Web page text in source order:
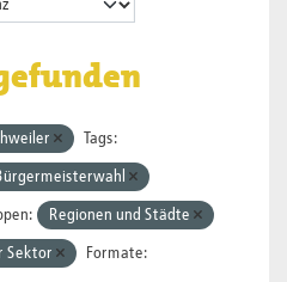
Tags:
Regionen und Städte
Sektor Formate: